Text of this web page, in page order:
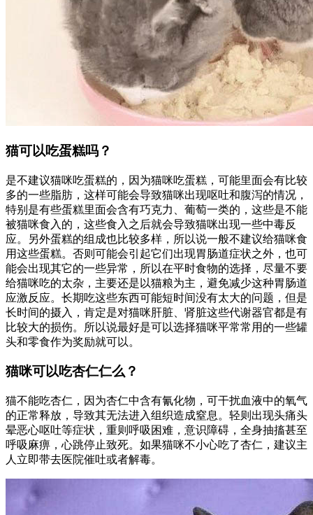
猫可以吃蛋糕吗？
是不建议猫咪吃蛋糕的，因为猫咪吃蛋糕，可能里面会有比较
多的一些脂肪，这样可能会导致猫咪出现呕吐和腹泻的情况，
特别是有些蛋糕里面会含有巧克力、葡萄一类的，这些是不能
被猫咪食入的，这些食入之后就会导致猫咪出现一些中毒反
应。另外蛋糕的组成也比较多样，所以说一般不建议给猫咪食
用这些蛋糕。否则可能会引起它们出现胃肠道症状之外，也可
能会出现其它的一些异常，所以在平时食物的选择，尽量不要
给猫咪吃的太杂，主要还是以猫粮为主，避免减少这种胃肠道
应激反应。长期吃这些东西可能短时间没有太大的问题，但是
长时间的摄入，肯定是对猫咪肝脏、肾脏这些代谢器官都是有
比较大的损伤。所以说最好是可以选择猫咪平常常用的一些罐
头和零食作为奖励就可以。
猫咪可以吃杏仁仁么？
猫不能吃杏仁，因为杏仁中含有氰化物，可干扰血液中的氧气
的正常释放，导致其无法进入组织造成窒息。轻则出现头痛头
晕恶心呕吐等症状，重则呼吸困难，意识障碍，全身抽搐甚至
呼吸麻痹，心跳停止致死。如果猫咪不小心吃了杏仁，建议主
人立即带去医院催吐或者解毒。